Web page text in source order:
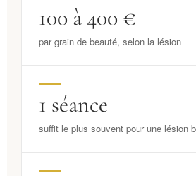
100 à 400 €
par grain de beauté, selon la lésion
1 séance
suffit le plus souvent pour une lésion